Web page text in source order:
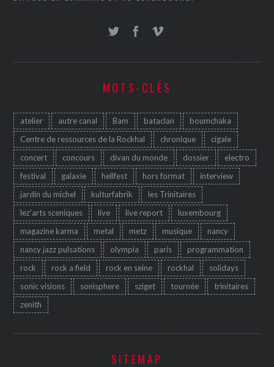
MOTS-CLÉS
atelier autre canal Bam bataclan
boumchaka
Centre de ressources de la Rockhal
chronique
cigale
concert
concours divan du monde dossier
electro
festival
galaxie hellfest hors format
interview
jardin du michel
kulturfabrik
les Trinitaires
lez'arts sceniques
live live report
luxembourg
magazine karma
metal metz musique
nancy
nancy jazz pulsations
olympia paris
programmation
rock
rock a field rock en seine rockhal
solidays
sonic visions
sonisphere sziget tournée
trinitaires
zenith
SITEMAP